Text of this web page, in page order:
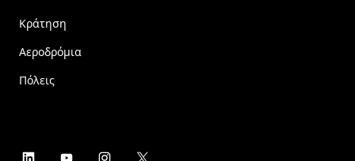
Κράτηση
Αεροδρόμια
Πόλεις